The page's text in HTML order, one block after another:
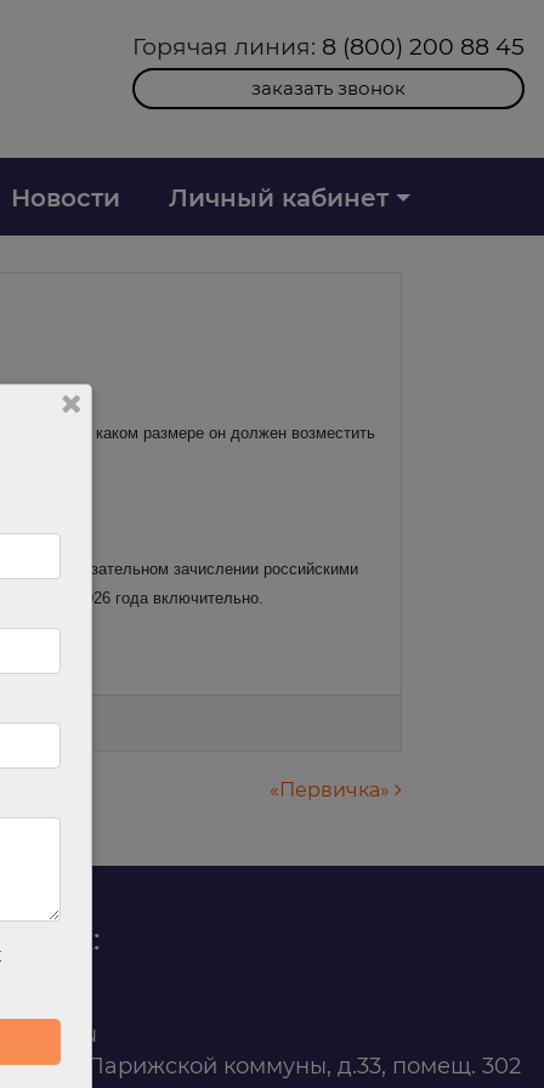
Горячая линия: 8 (800) 200 88 45
заказать звонок
Новости Личный кабинет
В каком размере он должен возместить
2024.
об обязательном зачислении российскими
апреля 2026 года включительно.
«Первичка»
ул. Парижской коммуны, д.33, помещ. 302